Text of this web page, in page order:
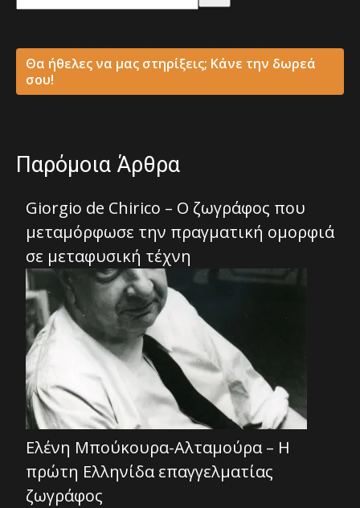
Θα ήθελες να μας στηρίξεις; Κάνε την δωρεά
σου!
Παρόμοια Άρθρα
Giorgio de Chirico – Ο ζωγράφος που
μεταμόρφωσε την πραγματική ομορφιά
σε μεταφυσική τέχνη
Ελένη Μπούκουρα-Αλταμούρα – Η
πρώτη Ελληνίδα επαγγελματίας
ζωγράφος